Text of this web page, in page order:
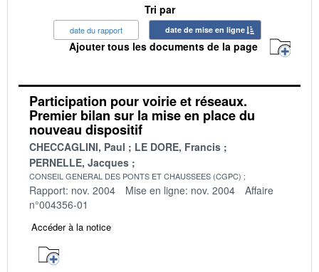
Tri par
date du rapport date de mise en ligne
Ajouter tous les documents de la page
Participation pour voirie et réseaux.
Premier bilan sur la mise en place du
nouveau dispositif
CHECCAGLINI, Paul
LE DORE, Francis
PERNELLE, Jacques
CONSEIL GENERAL DES PONTS ET CHAUSSEES (CGPC)
Rapport: nov. 2004 Mise en ligne: nov. 2004
Affaire
n°004356-01
Accéder à la notice